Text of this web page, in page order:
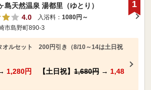
島天然温泉 湯都里（ゆとり）
4.0
入浴料： 1080円～
市島野町890-3
オルセット 200円引き（8/10～14は土日祝
1,280円 【土日祝】 1,680円 → 1,48
1